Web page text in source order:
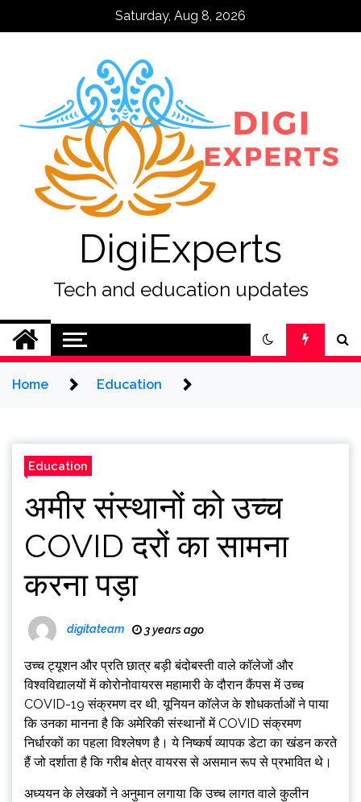
Saturday, Aug 8, 2026
DigiExperts
Tech and education updates
Home Education
Education
अमीर संस्थानों को उच्च
COVID दरों का सामना
करना पड़ा
digitateam 3 years ago
उच्च ट्यूशन और प्रति छात्र बड़ी बंदोबस्ती वाले कॉलेजों और
विश्वविद्यालयों में कोरोनोवायरस महामारी के दौरान कैंपस में उच्च
COVID-19 संक्रमण दर थी, यूनियन कॉलेज के शोधकर्ताओं ने पाया
कि उनका मानना ​​​​है कि अमेरिकी संस्थानों में COVID संक्रमण
निर्धारकों का पहला विश्लेषण है। ये निष्कर्ष व्यापक डेटा का खंडन करते
हैं जो दर्शाता है कि गरीब क्षेत्र वायरस से असमान रूप से प्रभावित थे।
अध्ययन के लेखकों ने अनुमान लगाया कि उच्च लागत वाले कुलीन